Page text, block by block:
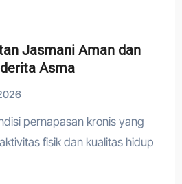
Jasmani Aman dan
Asma
fisik dan kualitas hidup